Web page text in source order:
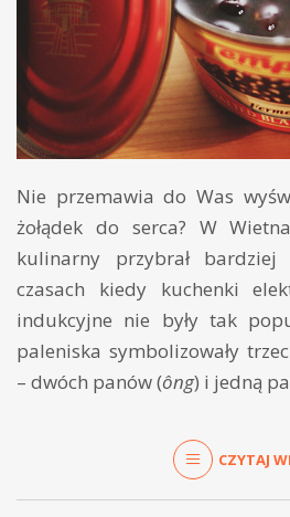
Nie przemawia do Was
żołądek do serca? W
kulinarny przybrał
czasach kiedy kuchenki
indukcyjne nie były tak
paleniska symbolizowały
– dwóch panów (ông) i jedną
CZYTAJ